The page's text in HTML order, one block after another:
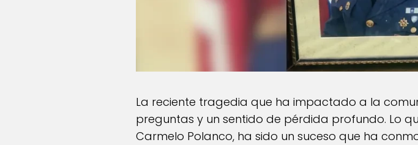
La reciente tragedia que ha impactado a la
preguntas y un sentido de pérdida profundo. Lo
Carmelo Polanco, ha sido un suceso que ha